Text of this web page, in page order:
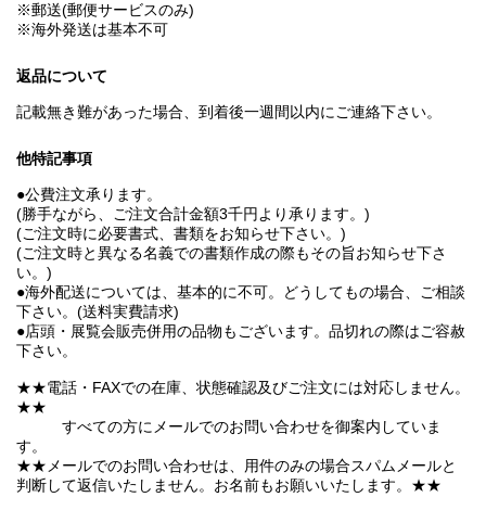
※郵送(郵便サービスのみ)
※海外発送は基本不可
返品について
記載無き難があった場合、到着後一週間以内にご連絡下さい。
他特記事項
●公費注文承ります。
(勝手ながら、ご注文合計金額3千円より承ります。)
(ご注文時に必要書式、書類をお知らせ下さい。)
(ご注文時と異なる名義での書類作成の際もその旨お知らせ下さ
い。)
●海外配送については、基本的に不可。どうしてもの場合、ご相談
下さい。(送料実費請求)
●店頭・展覧会販売併用の品物もございます。品切れの際はご容赦
下さい。
★★電話・FAXでの在庫、状態確認及びご注文には対応しません。
★★
すべての方にメールでのお問い合わせを御案内していま
す。
★★メールでのお問い合わせは、用件のみの場合スパムメールと
判断して返信いたしません。お名前もお願いいたします。★★